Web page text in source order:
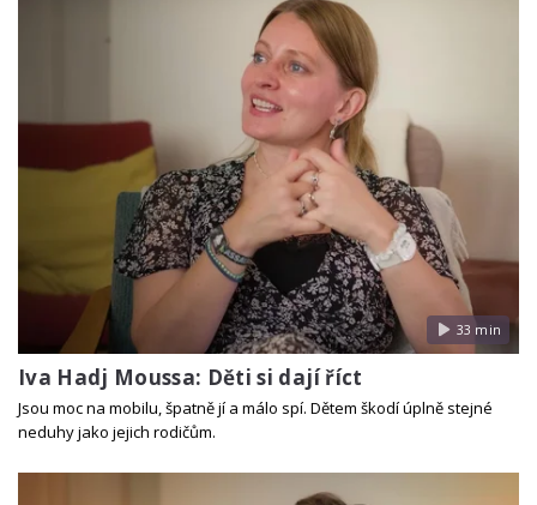
33 min
Iva Hadj Moussa: Děti si dají říct
Jsou moc na mobilu, špatně jí a málo spí. Dětem škodí úplně stejné
neduhy jako jejich rodičům.